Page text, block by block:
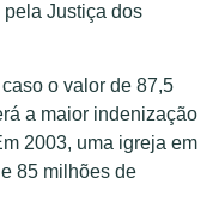
Justiça dos
o valor de 87,5
a maior indenização
2003, uma igreja em
85 milhões de